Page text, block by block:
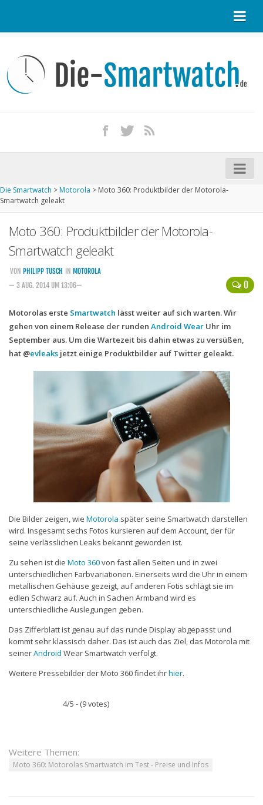
Kontakt / Tipp geben
Impressum
iPhone kaufen
Startseite
Kommende Smartwatches
Marken und Modelle
Handytarife
Smartphonetarife
Datentarife
Prepaid-Tarife
Datentarife
Flatrate-Prepaidtarife
Mobilfunk-Vergleichsrechner
Mobilfunk-Tarifrechner
Die Smartwatch >Motorola > Moto 360: Produktbilder der Motorola-
Smartwatch geleakt
Moto 360: Produktbilder der Motorola-
Smartwatch geleakt
0
VON PHILIPP TUSCH IN MOTOROLA
— 3 AUG. 2014 UM 13:06—
Motorolas erste Smartwatch lässt weiter auf sich warten. Wir
gehen von einem Release der runden Android Wear Uhr im
September aus. Um die Wartezeit bis dahin etwas zu versüßen,
hat @evleaks jetzt einige Produktbilder auf Twitter geleakt.
Die Bilder zeigen, wie Motorola später seine Smartwatch darstellen
wird. Insgesamt sechs Fotos kursieren auf dem Account, der für
seine verlässlichen Leaks bekannt geworden ist.
Zu sehen ist die Moto 360von fast allen Seiten und in zwei
unterschiedlichen Farbvariationen. Einerseits wird die Uhr in einem
metallischen Gehäuse gezeigt, auf anderen Fotis schlägt sie im
edlen Schwarz auf. Auch in Sachen Armband wird es
unterschiedliche Auslegungen geben.
Das Zifferblatt ist genau auf das runde Display abgepasst und
kommt sehr klassisch daher. Das ist auch das Ziel, das Motorola mit
seinerAndroid Wear Smartwatch verfolgt.
Weitere Pressebilder der Moto 360 findet ihrhier.
4/5 - (9 votes)
Weitere Themen:
Moto 360: Motorolas Smartwatch im Test - Preise und Infos